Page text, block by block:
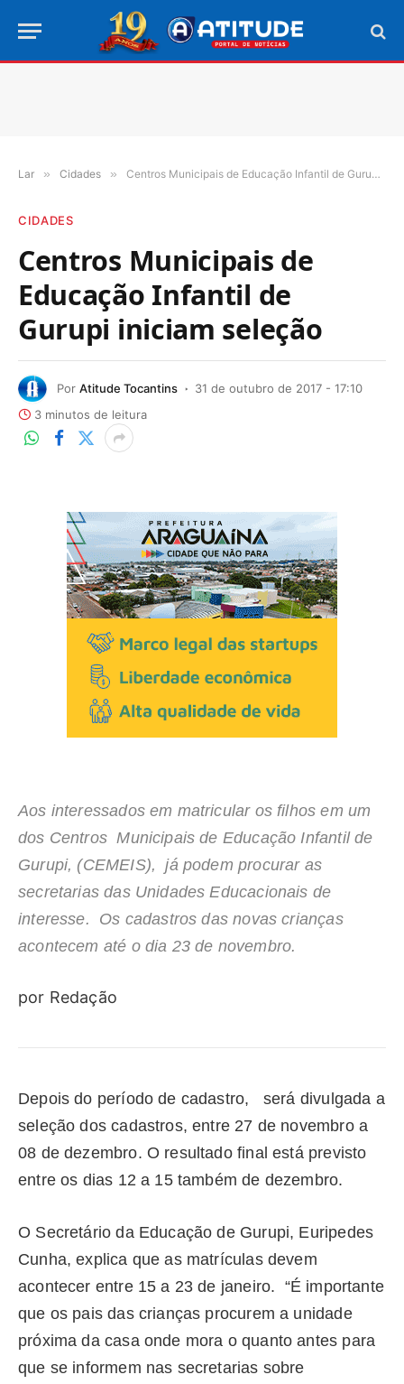
Lar » Cidades » Centros Municipais de Educação Infantil de Gurupi iniciam seleção
CIDADES
Centros Municipais de
Educação Infantil de
Gurupi iniciam seleção
Por Atitude Tocantins
31 de outubro de 2017 - 17:10
3 minutos de leitura
Aos interessados em matricular os filhos em um
dos Centros Municipais de Educação Infantil de
Gurupi, (CEMEIS), já podem procurar as
secretarias das Unidades Educacionais de
interesse. Os cadastros das novas crianças
acontecem até o dia 23 de novembro.
por Redação
Depois do período de cadastro, será divulgada a
seleção dos cadastros, entre 27 de novembro a
08 de dezembro. O resultado final está previsto
entre os dias 12 a 15 também de dezembro.
O Secretário da Educação de Gurupi, Euripedes
Cunha, explica que as matrículas devem
acontecer entre 15 a 23 de janeiro. “É importante
que os pais das crianças procurem a unidade
próxima da casa onde mora o quanto antes para
que se informem nas secretarias sobre